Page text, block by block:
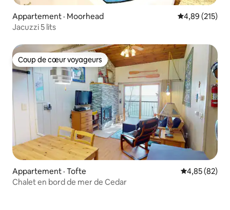
Appartement · Moorhead Note
4,89 (215)
Jacuzzi 5 lits
Coup de cœur voyageurs
Coup de cœur voyageurs
Appartement · Tofte Note
4,85 (82)
Chalet en bord de mer de Cedar